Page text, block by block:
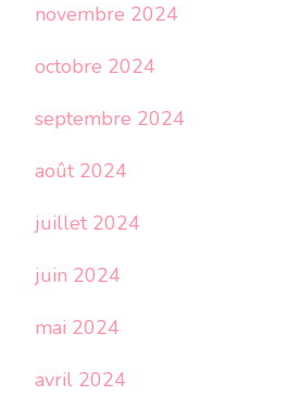
novembre 2024
octobre 2024
septembre 2024
août 2024
juillet 2024
juin 2024
mai 2024
avril 2024